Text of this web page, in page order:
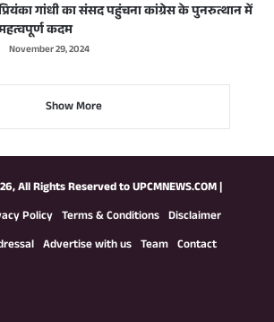
गांधी का संसद पहुंचना कांग्रेस के पुनरुत्थान में
कदम
November 29, 2024
Show More
All Rights Reserved toUPCMNEWS.COM|
Policy Terms & Conditions Disclaimer
Advertise with us Team Contact